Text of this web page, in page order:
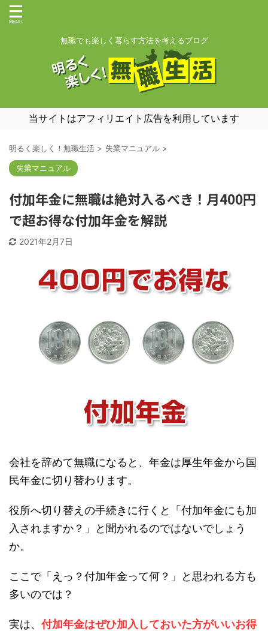
無職でも楽しく暮らす方法を考えるブログ
当サイトはアフィリエイト広告を利用しています
明るく楽しく！無職生活 > 失業マニュアル >
失業マニュアル
付加年金に無職は絶対入るべき！月400円
で超お得な付加年金を解説
2021年2月7日
会社を辞めて無職になると、年金は厚生年金から国
民年金に切り替わります。
役所へ切り替えの手続きに行くと「付加年金にも加
入されますか？」と聞かれるのではないでしょう
か。
ここで「えっ？付加年金って何？」と思われる方も
多いのでは？
実は、付加年金はぜひ加入しておいた方がいいお得